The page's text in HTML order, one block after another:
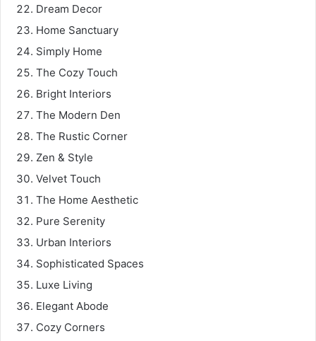
Dream Decor
Home Sanctuary
Simply Home
The Cozy Touch
Bright Interiors
The Modern Den
The Rustic Corner
Zen & Style
Velvet Touch
The Home Aesthetic
Pure Serenity
Urban Interiors
Sophisticated Spaces
Luxe Living
Elegant Abode
Cozy Corners